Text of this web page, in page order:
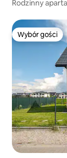
Rodzinny
Wybór gości
Wybór gości